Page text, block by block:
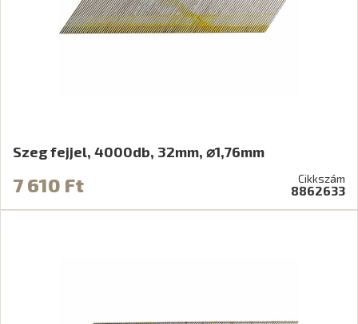
Szeg fejjel, 4000db, 32mm, ⌀1,76mm
7 610 Ft Cikkszám
8862633